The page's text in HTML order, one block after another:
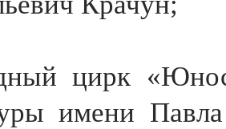
цирк
имени